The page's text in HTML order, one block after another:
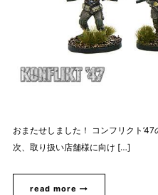
おまたせしました！ コンフリクト
次、取り扱い店舗様に向け […]
read more